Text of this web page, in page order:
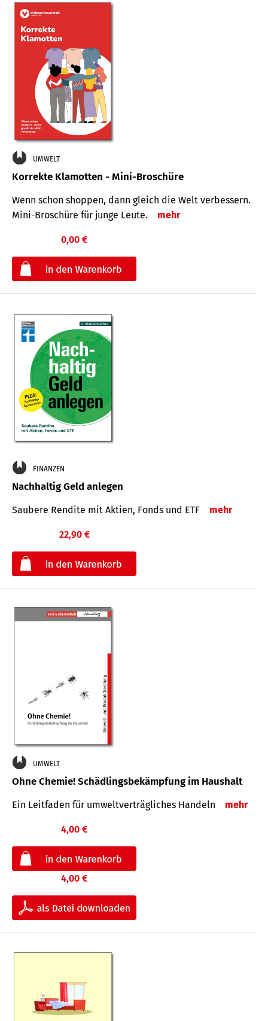
UMWELT
Korrekte Klamotten - Mini-Broschüre
Wenn schon shoppen, dann gleich die Welt verbessern.
Mini-Broschüre für junge Leute.
mehr
0,00 €
FINANZEN
Nachhaltig Geld anlegen
Saubere Rendite mit Aktien, Fonds und ETF mehr
22,90 €
UMWELT
Ohne Chemie! Schädlingsbekämpfung im Haushalt
Ein Leitfaden für um­welt­ver­träg­liches Han­deln mehr
4,00 €
4,00 €